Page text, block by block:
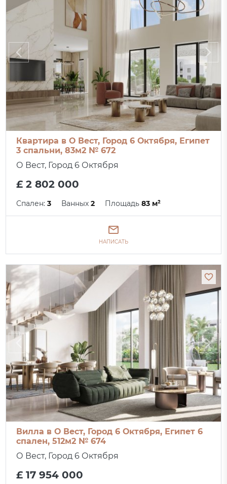
Квартира в О Вест, Город 6 Октября, Египет
3 спальни, 83м2 № 672
О Вест, Город 6 Октября
£ 2 802 000
Спален:3 Ванных2 Площадь83 м²
НАПИСАТЬ
Вилла в О Вест, Город 6 Октября, Египет 6
спален, 512м2 № 674
О Вест, Город 6 Октября
£ 17 954 000